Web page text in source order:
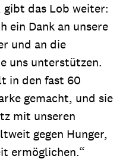
das Lob weiter:
ein Dank an unsere
und an die
uns unterstützen.
in den fast 60
gemacht, und sie
mit unseren
gegen Hunger,
ermöglichen.“